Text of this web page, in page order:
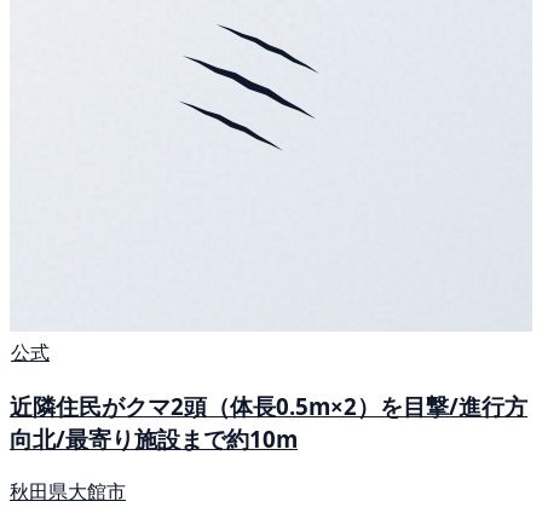
公式
近隣住民がクマ2頭（体長0.5m×2）を目撃/進行方
向北/最寄り施設まで約10m
秋田県大館市